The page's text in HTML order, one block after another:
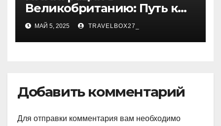
Великобританию: Путь к
новой жизни
МАЙ 5, 2025 TRAVELBOX27_
Добавить комментарий
Для отправки комментария вам необходимо